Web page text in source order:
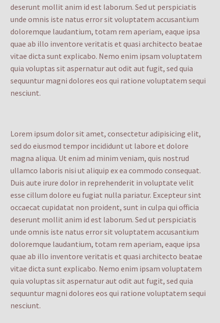
deserunt mollit anim id est laborum. Sed ut perspiciatis
unde omnis iste natus error sit voluptatem accusantium
doloremque laudantium, totam rem aperiam, eaque ipsa
quae ab illo inventore veritatis et quasi architecto beatae
vitae dicta sunt explicabo. Nemo enim ipsam voluptatem
quia voluptas sit aspernatur aut odit aut fugit, sed quia
sequuntur magni dolores eos qui ratione voluptatem sequi
nesciunt.
Lorem ipsum dolor sit amet, consectetur adipisicing elit,
sed do eiusmod tempor incididunt ut labore et dolore
magna aliqua. Ut enim ad minim veniam, quis nostrud
ullamco laboris nisi ut aliquip ex ea commodo consequat.
Duis aute irure dolor in reprehenderit in voluptate velit
esse cillum dolore eu fugiat nulla pariatur. Excepteur sint
occaecat cupidatat non proident, sunt in culpa qui officia
deserunt mollit anim id est laborum. Sed ut perspiciatis
unde omnis iste natus error sit voluptatem accusantium
doloremque laudantium, totam rem aperiam, eaque ipsa
quae ab illo inventore veritatis et quasi architecto beatae
vitae dicta sunt explicabo. Nemo enim ipsam voluptatem
quia voluptas sit aspernatur aut odit aut fugit, sed quia
sequuntur magni dolores eos qui ratione voluptatem sequi
nesciunt.